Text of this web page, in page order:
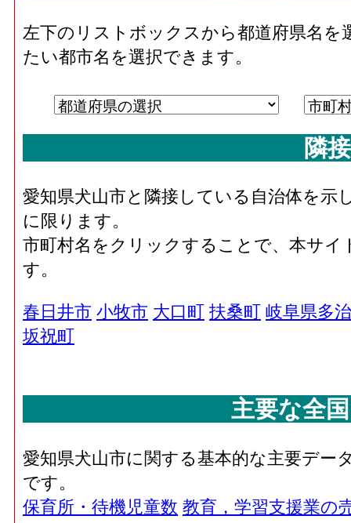
左下のリストボックスから都道府県名
たい都市名を選択できます。
隣
愛知県犬山市と隣接している自治体を示
に限ります。
市町村名をクリックすることで、本サ
す。
春日井市 小牧市 大口町 扶桑町 岐阜県多
坂祝町
主要な全
愛知県犬山市に関する基本的な主要デ
です。
保育所・待機児童数 教育，学習支援業の